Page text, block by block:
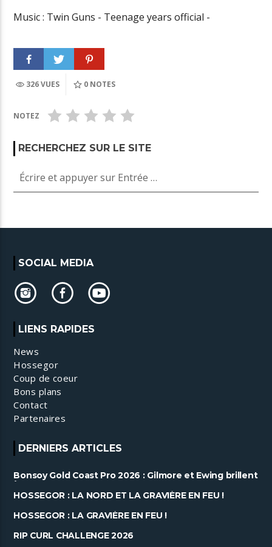
Music : Twin Guns - Teenage years official -
326 VUES 0 NOTES
NOTEZ
RECHERCHEZ SUR LE SITE
SOCIAL MEDIA
LIENS RAPIDES
News
Hossegor
Coup de coeur
Bons plans
Contact
Partenaires
DERNIERS ARTICLES
Bonsoy Gold Coast Pro 2026 : Gilmore et Ewing brillent
à Snapper ......
HOSSEGOR : LA NORD ET LA GRAVIÈRE EN FEU !
HOSSEGOR : LA GRAVIÈRE EN FEU !
RIP CURL CHALLENGE 2026